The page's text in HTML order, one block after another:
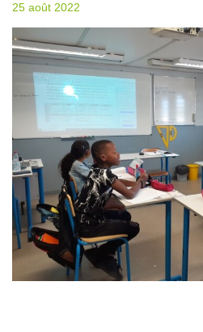
25 août 2022